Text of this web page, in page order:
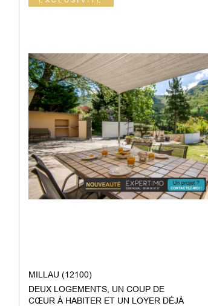
MILLAU (12100)
DEUX LOGEMENTS, UN COUP DE
CŒUR À HABITER ET UN LOYER DÉJÀ